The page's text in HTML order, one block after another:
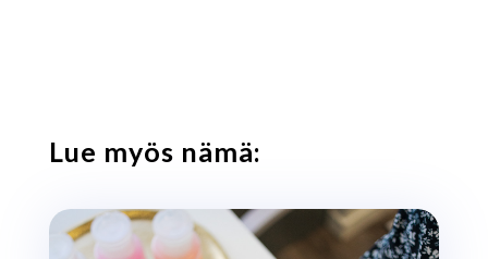
Lue myös nämä: